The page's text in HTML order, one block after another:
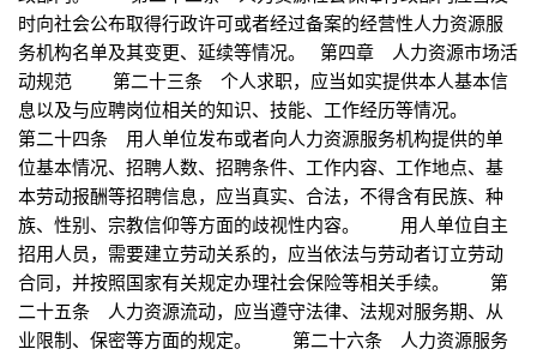
时向社会公布取得行政许可或者经过备案的经营性人力资源服
务机构名单及其变更、延续等情况。 第四章 人力资源市场活
动规范 第二十三条 个人求职，应当如实提供本人基本信
息以及与应聘岗位相关的知识、技能、工作经历等情况。
第二十四条 用人单位发布或者向人力资源服务机构提供的单
位基本情况、招聘人数、招聘条件、工作内容、工作地点、基
本劳动报酬等招聘信息，应当真实、合法，不得含有民族、种
族、性别、宗教信仰等方面的歧视性内容。 用人单位自主
招用人员，需要建立劳动关系的，应当依法与劳动者订立劳动
合同，并按照国家有关规定办理社会保险等相关手续。 第
二十五条 人力资源流动，应当遵守法律、法规对服务期、从
业限制、保密等方面的规定。 第二十六条 人力资源服务